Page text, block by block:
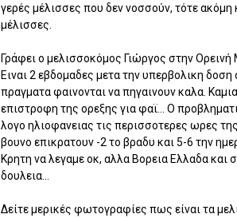
γερές μέλισσες που δεν νοσσούν, τότε ακόμη
μέλισσες.
Γράφει ο μελισσοκόμος Γιώργος στην Ορεινή
Eιναι 2 εβδομαδες μετα την υπερβολικη
πραγματα φαινονται να πηγαινουν καλα.
επιστροφη της ορεξης για φαϊ... Ο
λογο ηλιοφανειας τις περισσοτερες ωρες
βουνο επικρατουν -2 το βραδυ και 5-6 την
Κρητη να λεγαμε οκ, αλλα Βορεια Ελλαδα
δουλεια...
Δείτε μερικές φωτογραφίες πως είναι τα